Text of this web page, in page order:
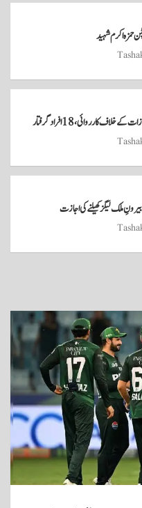
کارروائی، 18 افراد گرفتار
ملک لیگز کھیلنے کی اجازت